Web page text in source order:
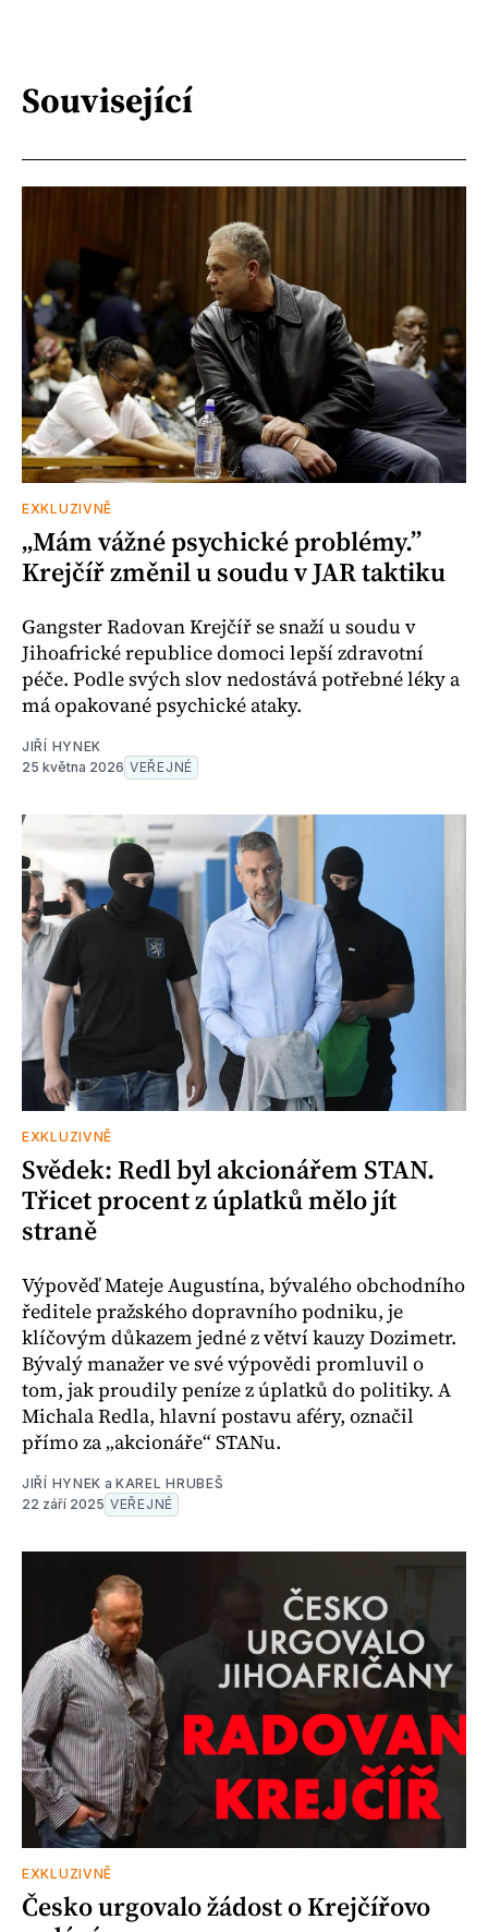
Související
EXKLUZIVNĚ
„Mám vážné psychické problémy.”
Krejčíř změnil u soudu v JAR taktiku
Gangster Radovan Krejčíř se snaží u soudu v
Jihoafrické republice domoci lepší zdravotní
péče. Podle svých slov nedostává potřebné léky a
má opakované psychické ataky.
JIŘÍ HYNEK
25 května 2026 VEŘEJNÉ
EXKLUZIVNĚ
Svědek: Redl byl akcionářem STAN.
Třicet procent z úplatků mělo jít
straně
Výpověď Mateje Augustína, bývalého obchodního
ředitele pražského dopravního podniku, je
klíčovým důkazem jedné z větví kauzy Dozimetr.
Bývalý manažer ve své výpovědi promluvil o
tom, jak proudily peníze z úplatků do politiky. A
Michala Redla, hlavní postavu aféry, označil
přímo za „akcionáře“ STANu.
JIŘÍ HYNEK a KAREL HRUBEŠ
22 září 2025 VEŘEJNÉ
EXKLUZIVNĚ
Česko urgovalo žádost o Krejčířovo